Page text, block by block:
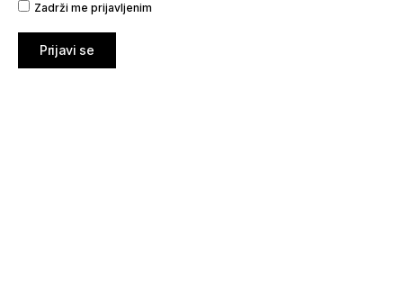
Zadrži me prijavljenim
Prijavi se